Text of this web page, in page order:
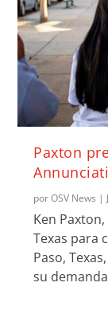
Paxton
porOSV News |
Ken
Texas para
Paso,
su